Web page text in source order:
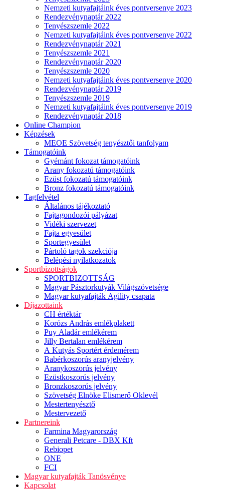
Nemzeti kutyafajtáink éves pontversenye 2023
Rendezvénynaptár 2022
Tenyészszemle 2022
Nemzeti kutyafajtáink éves pontversenye 2022
Rendezvénynaptár 2021
Tenyészszemle 2021
Rendezvénynaptár 2020
Tenyészszemle 2020
Nemzeti kutyafajtáink éves pontversenye 2020
Rendezvénynaptár 2019
Tenyészszemle 2019
Nemzeti kutyafajtáink éves pontversenye 2019
Rendezvénynaptár 2018
Online Champion
Képzések
MEOE Szövetség tenyésztői tanfolyam
Támogatóink
Gyémánt fokozat támogatóink
Arany fokozatú támogatóink
Ezüst fokozatú támogatóink
Bronz fokozatú támogatóink
Tagfelvétel
Általános tájékoztató
Fajtagondozói pályázat
Vidéki szervezet
Fajta egyesület
Sportegyesület
Pártoló tagok szekciója
Belépési nyilatkozatok
Sportbizottságok
SPORTBIZOTTSÁG
Magyar Pásztorkutyák Világszövetsége
Magyar kutyafajták Agility csapata
Díjazottaink
CH értéktár
Korózs András emlékplakett
Puy Aladár emlékérem
Jilly Bertalan emlékérem
A Kutyás Sportért érdemérem
Babérkoszorús aranyjelvény
Aranykoszorús jelvény
Ezüstkoszorús jelvény
Bronzkoszorús jelvény
Szövetség Elnöke Elismerő Oklevél
Mestertenyésztő
Mestervezető
Partnereink
Farmina Magyarország
Generali Petcare - DBX Kft
Rebiopet
ONE
FCI
Magyar kutyafajták Tanösvénye
Kapcsolat